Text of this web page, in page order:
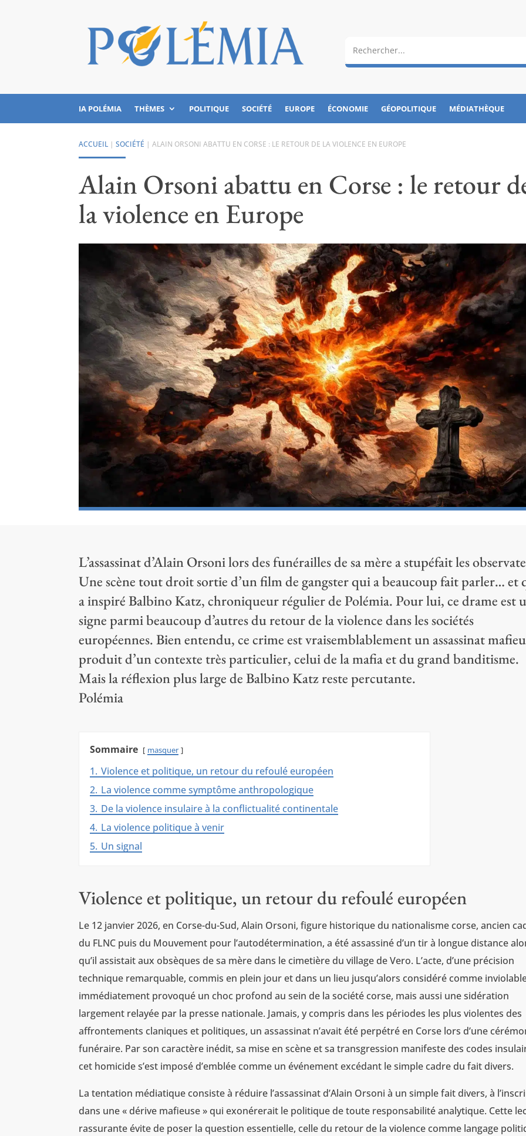
IA POLÉMIA THÈMES POLITIQUE SOCIÉTÉ EUROPE ÉCONOMIE GÉOPOLITIQUE MÉDIATHÈQUE
ACCUEIL |SOCIÉTÉ |ALAIN ORSONI ABATTU EN CORSE : LE RETOUR DE LA VIOLENCE EN EUROPE
Alain Orsoni abattu en Corse : le retour
la violence en Europe
L’assassinat d’Alain Orsoni lors des funérailles de sa mère a stupéfait les
Une scène tout droit sortie d’un film de gangster qui a beaucoup fait parler… et
a inspiré Balbino Katz, chroniqueur régulier de Polémia. Pour lui, ce drame est
signe parmi beaucoup d’autres du retour de la violence dans les sociétés
européennes. Bien entendu, ce crime est vraisemblablement un assassinat
produit d’un contexte très particulier, celui de la mafia et du grand banditisme.
Mais la réflexion plus large de Balbino Katz reste percutante.
Polémia
Sommaire masquer
1. Violence et politique, un retour du refoulé européen
2. La violence comme symptôme anthropologique
3. De la violence insulaire à la conflictualité continentale
4. La violence politique à venir
5. Un signal
Violence et politique, un retour du refoulé européen
Le 12 janvier 2026, en Corse-du-Sud, Alain Orsoni, figure historique du nationalisme corse, ancien
du FLNC puis du Mouvement pour l’autodétermination, a été assassiné d’un tir à longue distance
qu’il assistait aux obsèques de sa mère dans le cimetière du village de Vero. L’acte, d’une précision
technique remarquable, commis en plein jour et dans un lieu jusqu’alors considéré comme
immédiatement provoqué un choc profond au sein de la société corse, mais aussi une sidération
largement relayée par la presse nationale. Jamais, y compris dans les périodes les plus violentes des
affrontements claniques et politiques, un assassinat n’avait été perpétré en Corse lors d’une
funéraire. Par son caractère inédit, sa mise en scène et sa transgression manifeste des codes
cet homicide s’est imposé d’emblée comme un événement excédant le simple cadre du fait divers.
La tentation médiatique consiste à réduire l’assassinat d’Alain Orsoni à un simple fait divers, à
dans une « dérive mafieuse » qui exonérerait le politique de toute responsabilité analytique. Cette
rassurante évite de poser la question essentielle, celle du retour de la violence comme langage